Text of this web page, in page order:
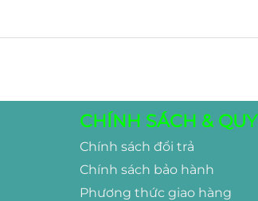
CHÍNH SÁCH &
Chính sách đổi trả
Chính sách bảo hành
Phương thức giao hàng